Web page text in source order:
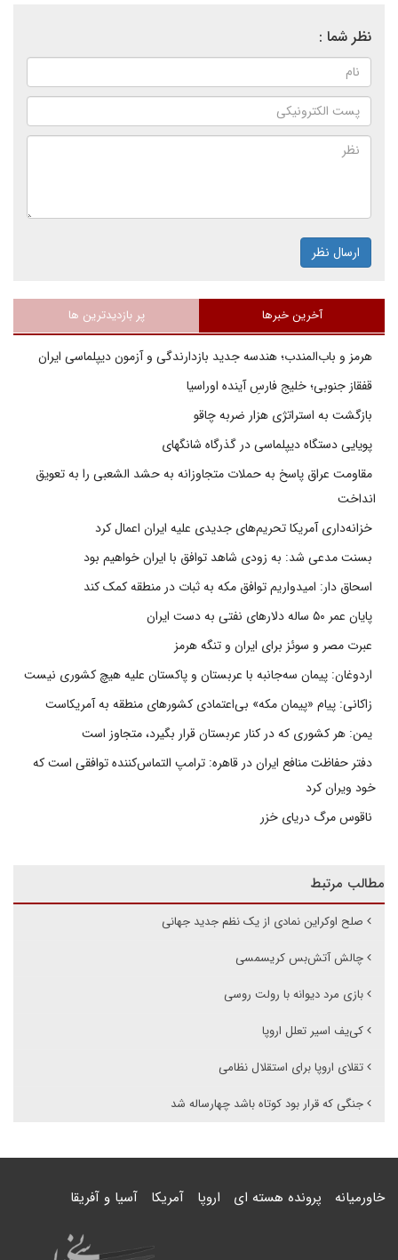
نظر شما :
ارسال نظر
آخرین خبرها پر بازدیدترین ها
هرمز و باب‌المندب؛ هندسه جدید بازدارندگی و آزمون دیپلماسی ایران
قفقاز جنوبی؛ خلیج فارسِ آینده اوراسیا
بازگشت به استراتژی هزار ضربه چاقو
پویایی دستگاه دیپلماسی در گذرگاه شانگهای
مقاومت عراق پاسخ به حملات متجاوزانه به حشد الشعبی را به تعویق
انداخت
خزانه‌داری آمریکا تحریم‌های جدیدی علیه ایران اعمال کرد
بسنت مدعی شد: به زودی شاهد توافق با ایران خواهیم بود
اسحاق دار: امیدواریم توافق مکه به ثبات در منطقه کمک کند
پایان عمر ۵۰ ساله دلارهای نفتی به دست ایران
عبرت مصر و سوئز برای ایران و تنگه هرمز
اردوغان: پیمان سه‌جانبه با عربستان و پاکستان علیه هیچ کشوری نیست
زاکانی: پیام «پیمان مکه» بی‌اعتمادی کشورهای منطقه به آمریکاست
یمن: هر کشوری که در کنار عربستان قرار بگیرد، متجاوز است
دفتر حفاظت منافع ایران در قاهره: ترامپ التماس‌کننده توافقی است که
خود ویران کرد
ناقوس مرگ دریای خزر
مطالب مرتبط
صلح اوکراین نمادی از یک نظم جدید جهانی
چالش آتش‌بس کریسمسی
بازی مرد دیوانه با رولت روسی
کی‌یف اسیر تعلل اروپا
تقلای اروپا برای استقلال نظامی
جنگی که قرار بود کوتاه باشد چهار‌ساله شد
خاورمیانه پرونده هسته ای اروپا آمریکا آسیا و آفریقا